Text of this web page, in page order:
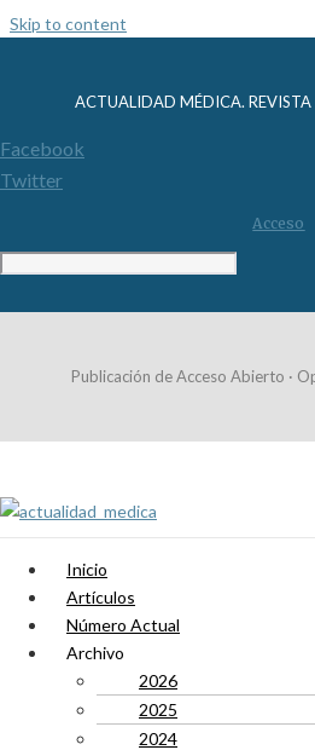
Skip to content
ACTUALIDAD MÉDICA.
Facebook
Twitter
Acceso
Publicación de Acceso Abierto ·
Inicio
Artículos
Número Actual
Archivo
2026
2025
2024